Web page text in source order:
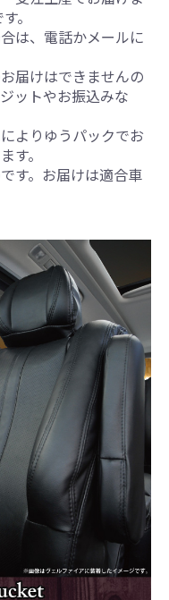
。
は、電話かメールに
届けはできませんの
ットやお振込みな
よりゆうパックでお
す。
す。お届けは適合車